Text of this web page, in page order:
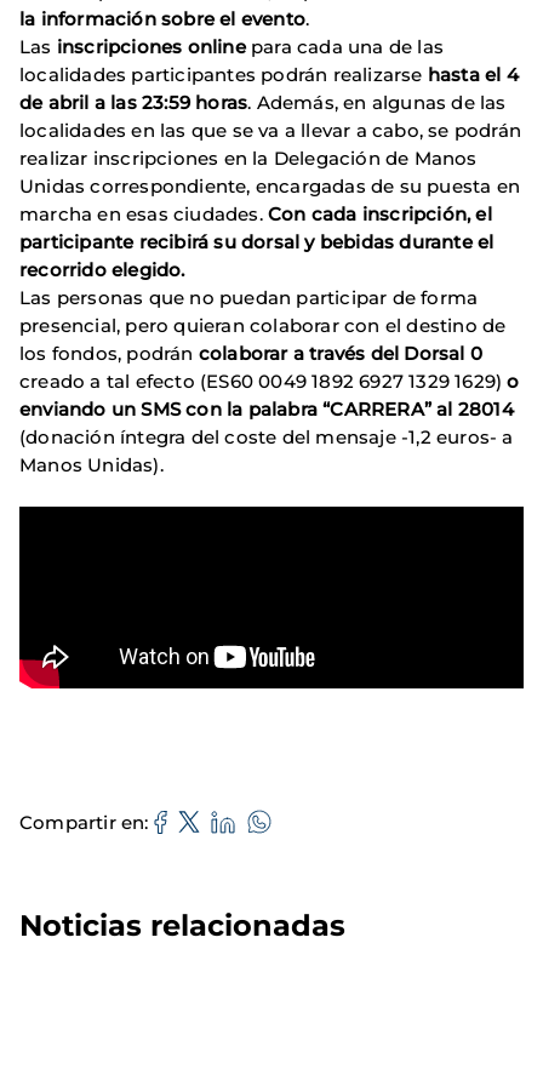
la información sobre el evento.
Las inscripciones onlinepara cada una de las
localidades participantes podrán realizarse hasta el 4
de abril a las 23:59 horas. Además, en algunas de las
localidades en las que se va a llevar a cabo, se podrán
realizar inscripciones en la Delegación de Manos
Unidas correspondiente, encargadas de su puesta en
marcha en esas ciudades. Con cada inscripción, el
participante recibirá su dorsal y bebidas durante el
recorrido elegido.
Las personas que no puedan participar de forma
presencial, pero quieran colaborar con el destino de
los fondos, podrán colaborar a través del Dorsal 0
creado a tal efecto (ES60 0049 1892 6927 1329 1629)o
enviando un SMS con la palabra “CARRERA” al 28014
(donación íntegra del coste del mensaje -1,2 euros- a
Manos Unidas).
Compartir en
Noticias relacionadas